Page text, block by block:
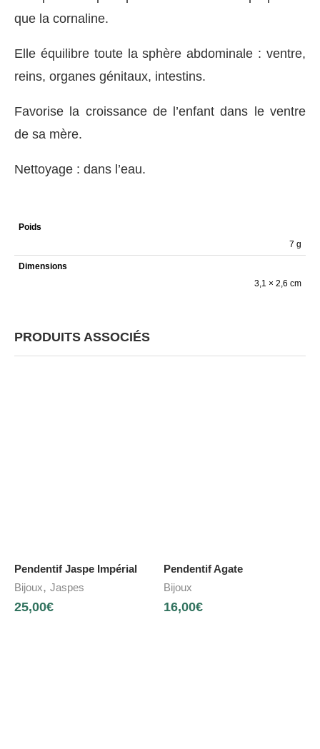
que la cornaline.
Elle équilibre toute la sphère abdominale : ventre,
reins, organes génitaux, intestins.
Favorise la croissance de l’enfant dans le ventre
de sa mère.
Nettoyage : dans l’eau.
Poids
7 g
Dimensions
3,1 × 2,6 cm
PRODUITS ASSOCIÉS
Pendentif Jaspe Impérial
Bijoux, Jaspes
25,00€
Pendentif Agate
Bijoux
16,00€